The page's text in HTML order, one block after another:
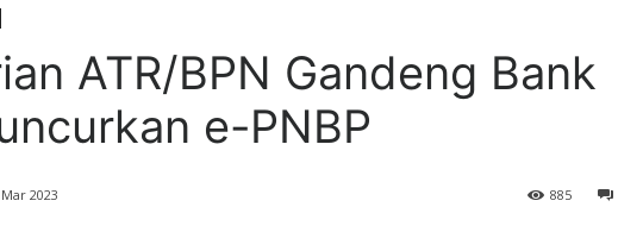
ATR/BPN Gandeng Bank
e-PNBP
2023 885